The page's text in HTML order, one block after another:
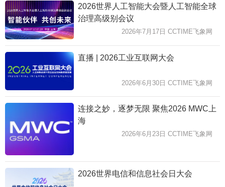
2026世界人工智能大会暨人工智能全球
治理高级别会议
2026年7月17日 CCTIME飞象网
直播 | 2026工业互联网大会
2026年6月30日 CCTIME飞象网
连接之妙，逐梦无限 聚焦2026 MWC上
海
2026年6月23日 CCTIME飞象网
2026世界电信和信息社会日大会